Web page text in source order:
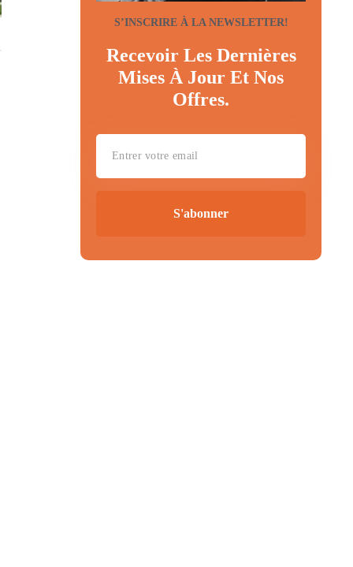
S’INSCRIRE À LA NEWSLETTER!
Recevoir Les Dernières
Mises À Jour Et Nos
Offres.
S'abonner